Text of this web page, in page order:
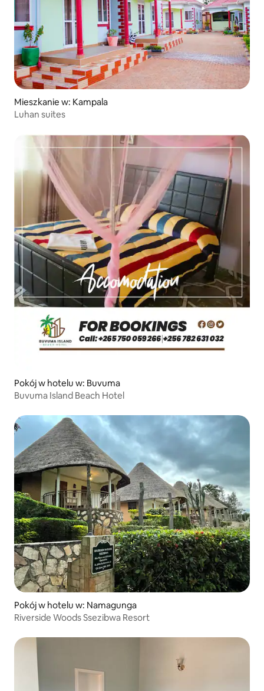
Mieszkanie w: Kampala
Luhan suites
Pokój w hotelu w: Buvuma
Buvuma Island Beach Hotel
Pokój w hotelu w: Namagunga
Riverside Woods Ssezibwa Resort